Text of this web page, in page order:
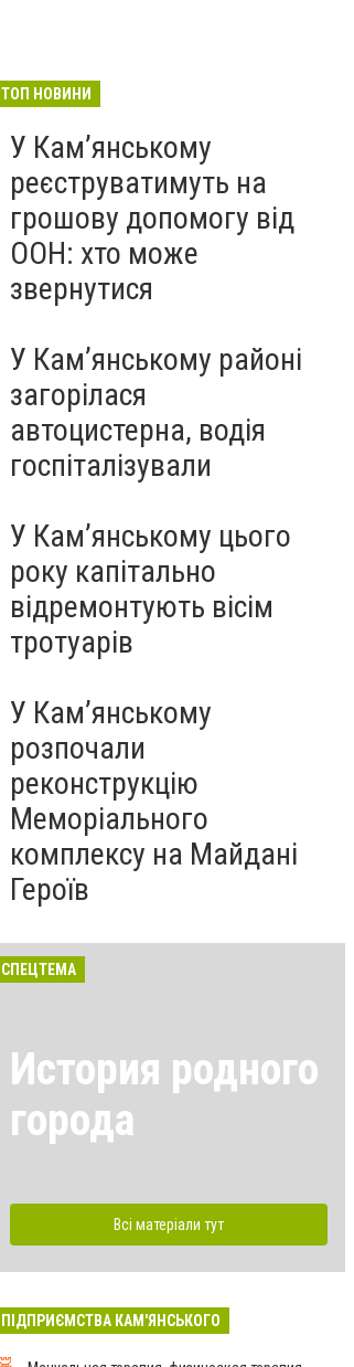
ТОП НОВИНИ
У Кам’янському
реєструватимуть на
грошову допомогу від
ООН: хто може
звернутися
У Кам’янському районі
загорілася
автоцистерна, водія
госпіталізували
У Кам’янському цього
року капітально
відремонтують вісім
тротуарів
У Кам’янському
розпочали
реконструкцію
Меморіального
комплексу на Майдані
Героїв
СПЕЦТЕМА
История родного
города
Всі матеріали тут
ПІДПРИЄМСТВА КАМ'ЯНСЬКОГО